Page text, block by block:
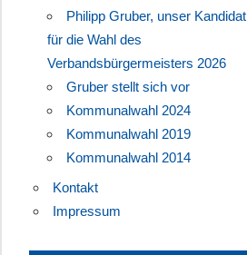
Philipp Gruber, unser Kandidat
für die Wahl des
Verbandsbürgermeisters 2026
Gruber stellt sich vor
Kommunalwahl 2024
Kommunalwahl 2019
Kommunalwahl 2014
Kontakt
Impressum